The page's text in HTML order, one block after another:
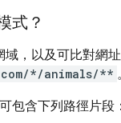
式？
域，以及可比對網
*/animals/** 。
包含下列路徑片段：